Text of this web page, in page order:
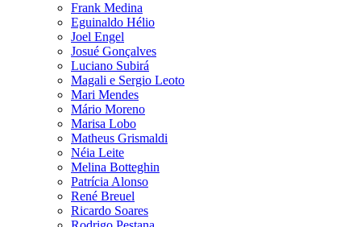
Frank Medina
Eguinaldo Hélio
Joel Engel
Josué Gonçalves
Luciano Subirá
Magali e Sergio Leoto
Mari Mendes
Mário Moreno
Marisa Lobo
Matheus Grismaldi
Néia Leite
Melina Botteghin
Patrícia Alonso
René Breuel
Ricardo Soares